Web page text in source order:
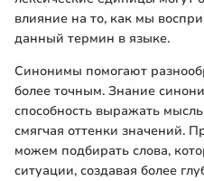
влияние на то, как мы
данный термин в языке.
Синонимы помогают
более точным. Знание
способность выражать
смягчая оттенки значений.
можем подбирать слова,
ситуации, создавая более